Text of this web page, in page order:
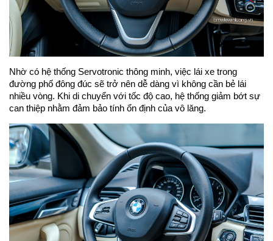
Nhờ có hệ thống Servotronic thông minh, việc lái xe trong
đường phố đông đúc sẽ trở nên dễ dàng vì không cần bẻ lái
nhiều vòng. Khi di chuyển với tốc độ cao, hệ thống giảm bớt sự
can thiệp nhằm đảm bảo tính ổn định của vô lăng.